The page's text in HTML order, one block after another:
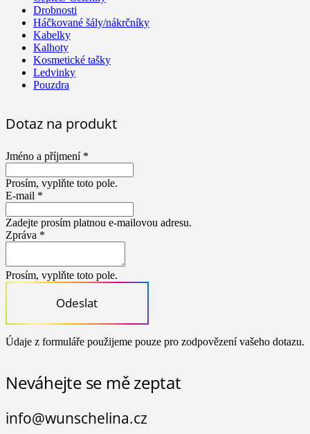
Drobnosti
Háčkované šály/nákrčníky
Kabelky
Kalhoty
Kosmetické tašky
Ledvinky
Pouzdra
Dotaz na produkt
Jméno a příjmení *
Prosím, vyplňte toto pole.
E-mail *
Zadejte prosím platnou e-mailovou adresu.
Zpráva *
Prosím, vyplňte toto pole.
Odeslat
Údaje z formuláře použijeme pouze pro zodpovězení vašeho dotazu.
Neváhejte se mě zeptat
info@wunschelina.cz